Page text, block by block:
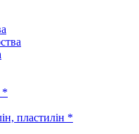
*
пластилін *